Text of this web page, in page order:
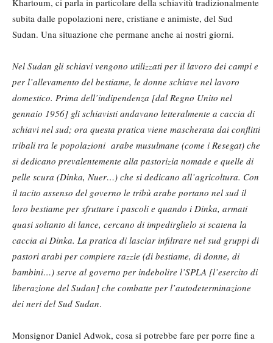
Khartoum, ci parla in particolare della schiavitù tradizionalmente
subita dalle popolazioni nere, cristiane e animiste, del Sud
Sudan. Una situazione che permane anche ai nostri giorni.
Nel Sudan gli schiavi vengono utilizzati per il lavoro dei campi e
per l’allevamento del bestiame, le donne schiave nel lavoro
domestico. Prima dell’indipendenza [dal Regno Unito nel
gennaio 1956] gli schiavisti andavano letteralmente a caccia di
schiavi nel sud; ora questa pratica viene mascherata dai conflitti
tribali tra le popolazioni arabe musulmane (come i Resegat) che
si dedicano prevalentemente alla pastorizia nomade e quelle di
pelle scura (Dinka, Nuer…) che si dedicano all’agricoltura. Con
il tacito assenso del governo le tribù arabe portano nel sud il
loro bestiame per sfruttare i pascoli e quando i Dinka, armati
quasi soltanto di lance, cercano di impedirglielo si scatena la
caccia ai Dinka. La pratica di lasciar infiltrare nel sud gruppi di
pastori arabi per compiere razzie (di bestiame, di donne, di
bambini…) serve al governo per indebolire l’SPLA [l’esercito di
liberazione del Sudan] che combatte per l’autodeterminazione
dei neri del Sud Sudan.
Monsignor Daniel Adwok, cosa si potrebbe fare per porre fine a